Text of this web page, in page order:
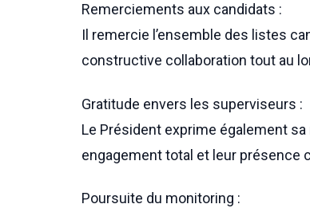
Remerciements aux candidats :
Il remercie l’ensemble des listes
constructive collaboration tout au
Gratitude envers les superviseurs :
Le Président exprime également
engagement total et leur présence
Poursuite du monitoring :